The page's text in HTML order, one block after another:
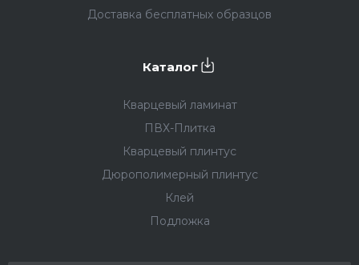
Доставка бесплатных образцов
Каталог
Кварцевый ламинат
ПВХ-Плитка
Кварцевый плинтус
Дюрополимерный плинтус
Клей
Подложка